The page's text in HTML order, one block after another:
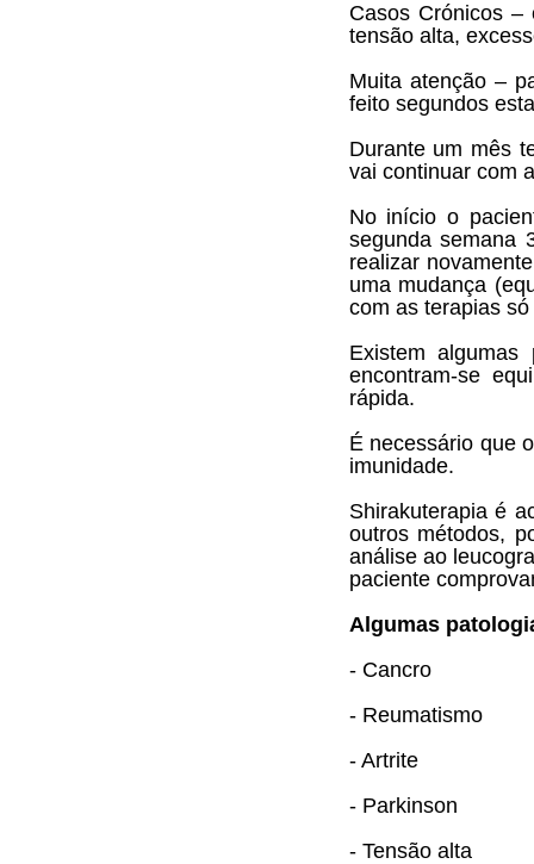
Casos Crónicos –
tensão alta,
Muita atenção –
feito segundos
Durante um mês
vai continuar com
No início o
segunda semana
realizar
uma mudança
com as terapias
Existem
encontram-se
rápida.
É necessário que
imunidade.
Shirakuterapia é
outros métodos,
análise ao
paciente
Algumas
- Cancro
- Reumatismo
- Artrite
- Parkinson
- Tensão alta